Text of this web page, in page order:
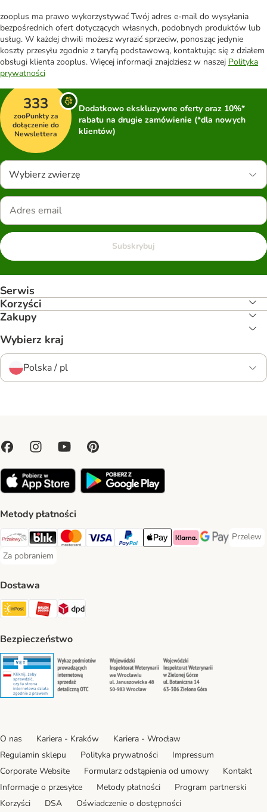
zooplus ma prawo wykorzystywać Twój adres e-mail do wysyłania
bezpośrednich ofert dotyczących własnych, podobnych produktów lub
usług. W każdej chwili możesz wyrazić sprzeciw, ponosząc jedynie
koszty przesyłu zgodnie z taryfą podstawową, kontaktując się z działem
obsługi klienta zooplus. Więcej informacji znajdziesz w naszej Polityka
prywatności
333
zooPunkty za
dołączenie do
Newslettera
Dodatkowo ekskluzywne oferty oraz 10%*
rabatu na drugie zamówienie (*dla nowych
klientów)
Wybierz zwierzę
Subskrybuj
Serwis
Korzyści
Zakupy
Wybierz kraj
Polska / pl
Metody płatności
Przelewy24 Payment Method
Blik Payment Method
MasterCard Payment Method
Visa Payment Method
PayPal Payment Method
Apple Pay Payment Method
Klarna Payment Method
Google Pay
Przelew
Przelew
Za pobraniem
Za pobraniem Payment Method
Dostawa
Paczkomat® Shipping Method
ORLEN Paczka Shipping Method
DPD Shipping Method
Bezpieczeństwo
Security Security Security
O nas Kariera - Kraków
Kariera - Wrocław
Regulamin sklepu
Polityka prywatności
Impressum
Corporate Website
Formularz odstąpienia od umowy
Kontakt
Informacje o przesyłce
Metody płatności
Program partnerski
Korzyści
DSA Oświadczenie o dostępności